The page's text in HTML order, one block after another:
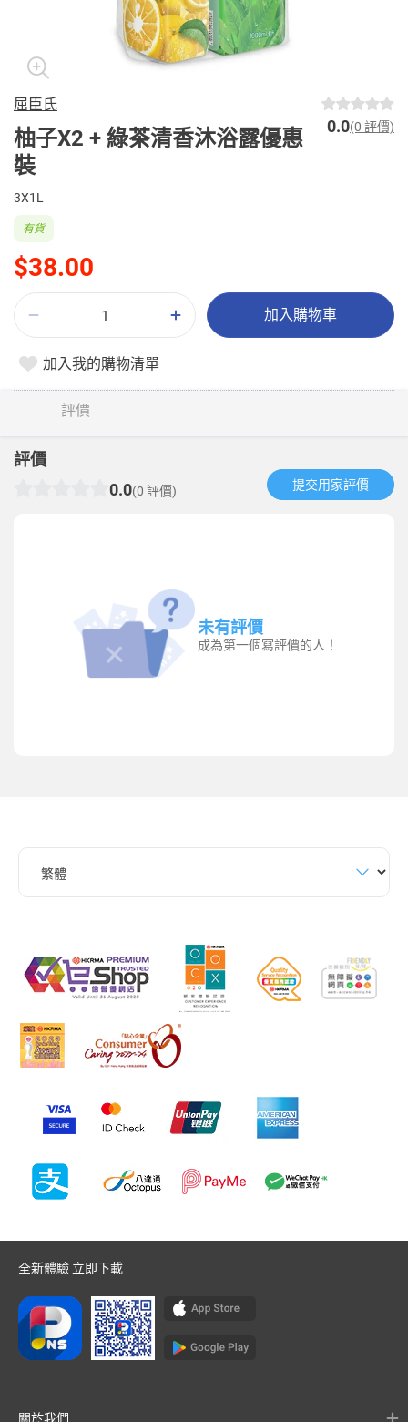
屈臣氏
柚子X2 + 綠茶清香沐浴露優惠
裝
0.0(0 評價)
3X1L
$38.00
有貨
加入購物車
加入我的購物清單
評價
評價
0.0(0 評價) 提交用家評價​
未有評價
成為第一個寫評價的人！
全新體驗 立即下載
關於我們